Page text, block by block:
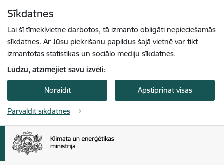
Sīkdatnes
Lai šī tīmekļvietne darbotos, tā izmanto obligāti nepieciešamās
sīkdatnes. Ar Jūsu piekrišanu papildus šajā vietnē var tikt
izmantotas statistikas un sociālo mediju sīkdatnes.
Lūdzu, atzīmējiet savu izvēli:
Noraidīt Apstiprināt visas
Pārvaldīt sīkdatnes